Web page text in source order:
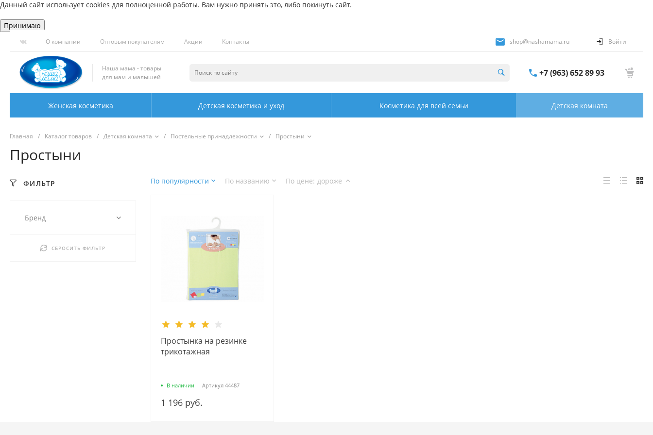
Данный сайт использует cookies для полноценной работы. Вам нужно принять это, либо покинуть сайт.
Принимаю
О компании Оптовым покупателям Акции Контакты shop@nashamama.ru Войти
Наша мама - товары
для мам и малышей
+7 (963) 652 89 93
Женская косметика Детская косметика и уход Косметика для всей семьи Детская комната
Главная / Каталог товаров / Детская комната / Постельные принадлежности / Простыни
Простыни
ФИЛЬТР
Бренд
СБРОСИТЬ ФИЛЬТР
По популярности По названию По цене: дороже
Простынка на резинке
трикотажная
В наличии Артикул 44487
1 196 руб.